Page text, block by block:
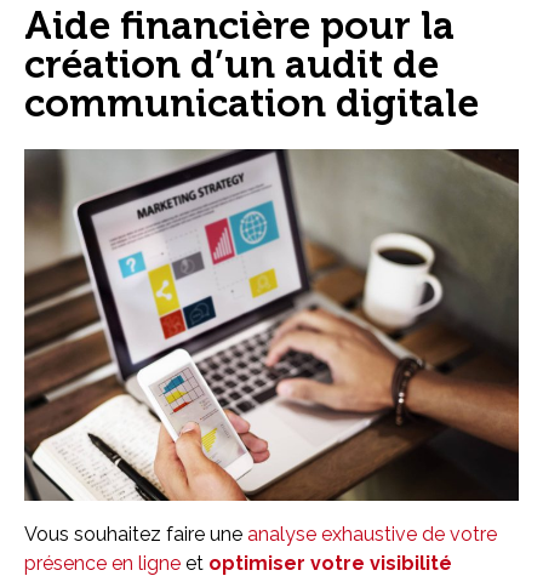
Aide financière pour la
création d’un audit de
communication digitale
Vous souhaitez faire une analyse exhaustive de votre
présence en ligne et optimiser votre visibilité